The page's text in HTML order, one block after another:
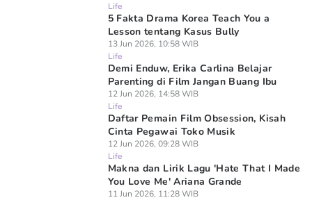
Life
5 Fakta Drama Korea Teach You a
Lesson tentang Kasus Bully
13 Jun 2026, 10:58 WIB
Life
Demi Enduw, Erika Carlina Belajar
Parenting di Film Jangan Buang Ibu
12 Jun 2026, 14:58 WIB
Life
Daftar Pemain Film Obsession, Kisah
Cinta Pegawai Toko Musik
12 Jun 2026, 09:28 WIB
Life
Makna dan Lirik Lagu 'Hate That I Made
You Love Me' Ariana Grande
11 Jun 2026, 11:28 WIB